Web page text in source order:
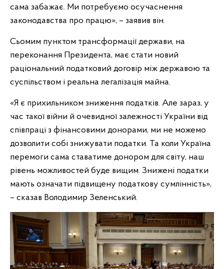
сама забажає. Ми потребуємо осучаснення
законодавства про працю», – заявив він.
Сьомим пунктом трансформації держави, на
переконання Президента, має стати новий
раціональний податковий договір між державою та
суспільством і реальна легалізація майна.
«Я є прихильником зниження податків. Але зараз, у
час такої війни й очевидної залежності України від
співпраці з фінансовими донорами, ми не можемо
дозволити собі знижувати податки. Та коли Україна
перемоги сама ставатиме донором для світу, наш
рівень можливостей буде вищим. Знижені податки
мають означати підвищену податкову сумлінність»,
– сказав Володимир Зеленський.